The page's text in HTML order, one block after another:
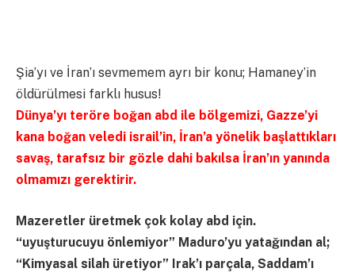
Şia’yı ve İran’ı sevmemem ayrı bir konu; Hamaney’in
öldürülmesi farklı husus!
Dünya’yı teröre boğan abd ile bölgemizi, Gazze’yi
kana boğan veledi israil’in, İran’a yönelik başlattıkları
savaş, tarafsız bir gözle dahi bakılsa İran’ın yanında
olmamızı gerektirir.
Mazeretler üretmek çok kolay abd için.
“uyuşturucuyu önlemiyor” Maduro’yu yatağından al;
“Kimyasal silah üretiyor” Irak’ı parçala, Saddam’ı